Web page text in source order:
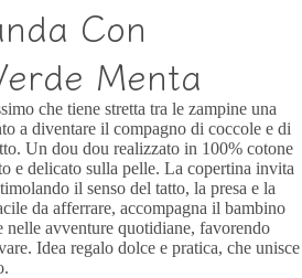
Con
Menta
che tiene stretta tra le zampine una
a diventare il compagno di coccole e di
Un dou dou realizzato in 100% cotone
e delicato sulla pelle. La copertina invita
il senso del tatto, la presa e la
da afferrare, accompagna il bambino
nelle avventure quotidiane, favorendo
Idea regalo dolce e pratica, che unisce